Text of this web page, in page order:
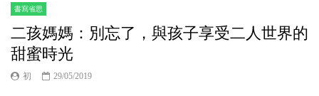
書寫省思
二孩媽媽：別忘了，與孩子享受二人世界的
甜蜜時光
初 29/05/2019